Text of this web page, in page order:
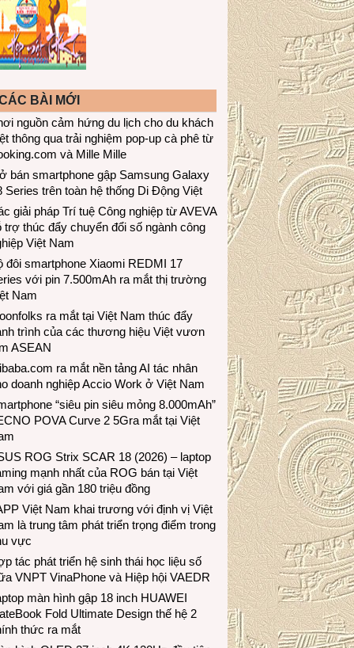
BÀI MỚI
nguồn cảm hứng du lịch cho du khách
thông qua trải nghiệm pop-up cà phê từ
và Mille Mille
bán smartphone gập Samsung Galaxy
Series trên toàn hệ thống Di Động Việt
giải pháp Trí tuệ Công nghiệp từ AVEVA
trợ thúc đẩy chuyển đổi số ngành công
Việt Nam
đôi smartphone Xiaomi REDMI 17
với pin 7.500mAh ra mắt thị trường
Nam
ra mắt tại Việt Nam thúc đẩy
trình của các thương hiệu Việt vươn
ASEAN
ra mắt nền tảng AI tác nhân
doanh nghiệp Accio Work ở Việt Nam
“siêu pin siêu mỏng 8.000mAh”
POVA Curve 2 5Gra mắt tại Việt
ROG Strix SCAR 18 (2026) – laptop
mạnh nhất của ROG bán tại Việt
với giá gần 180 triệu đồng
Việt Nam khai trương với định vị Việt
là trung tâm phát triển trọng điểm trong
vực
tác phát triển hệ sinh thái học liệu số
VNPT VinaPhone và Hiệp hội VAEDR
màn hình gập 18 inch HUAWEI
Fold Ultimate Design thế hệ 2
thức ra mắt